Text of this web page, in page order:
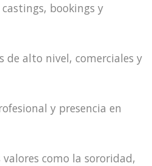
bookings y
de alto nivel, comerciales y
y presencia en
como la sororidad,